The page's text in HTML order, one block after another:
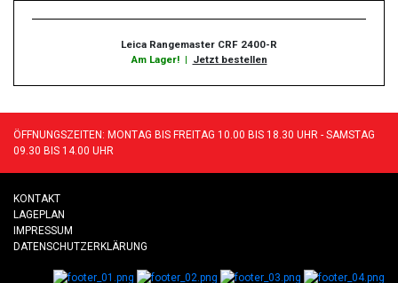
Leica Rangemaster CRF 2400-R
Am Lager! | Jetzt bestellen
ÖFFNUNGSZEITEN: MONTAG BIS FREITAG 10.00 BIS 18.30 UHR - SAMSTAG
09.30 BIS 14.00 UHR
KONTAKT
LAGEPLAN
IMPRESSUM
DATENSCHUTZERKLÄRUNG